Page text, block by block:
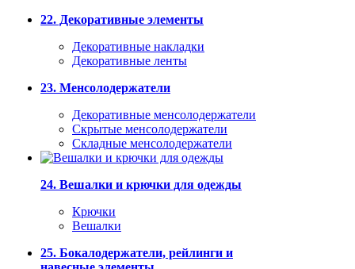
22. Декоративные элементы
Декоративные накладки
Декоративные ленты
23. Менсолодержатели
Декоративные менсолодержатели
Скрытые менсолодержатели
Складные менсолодержатели
24. Вешалки и крючки для одежды
Крючки
Вешалки
25. Бокалодержатели, рейлинги и